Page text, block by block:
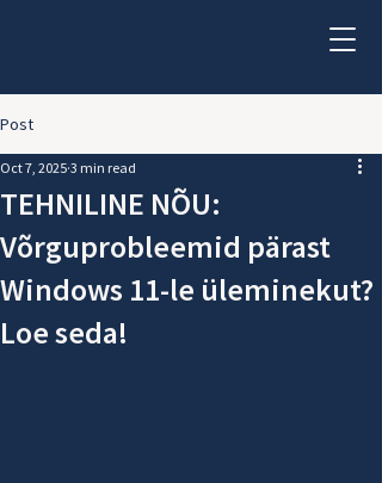
Post
TEHNILINE NÕU:
Võrguprobleemid pärast
Windows 11-le üleminekut?
Loe seda!
Oct 7, 2025 3 min read